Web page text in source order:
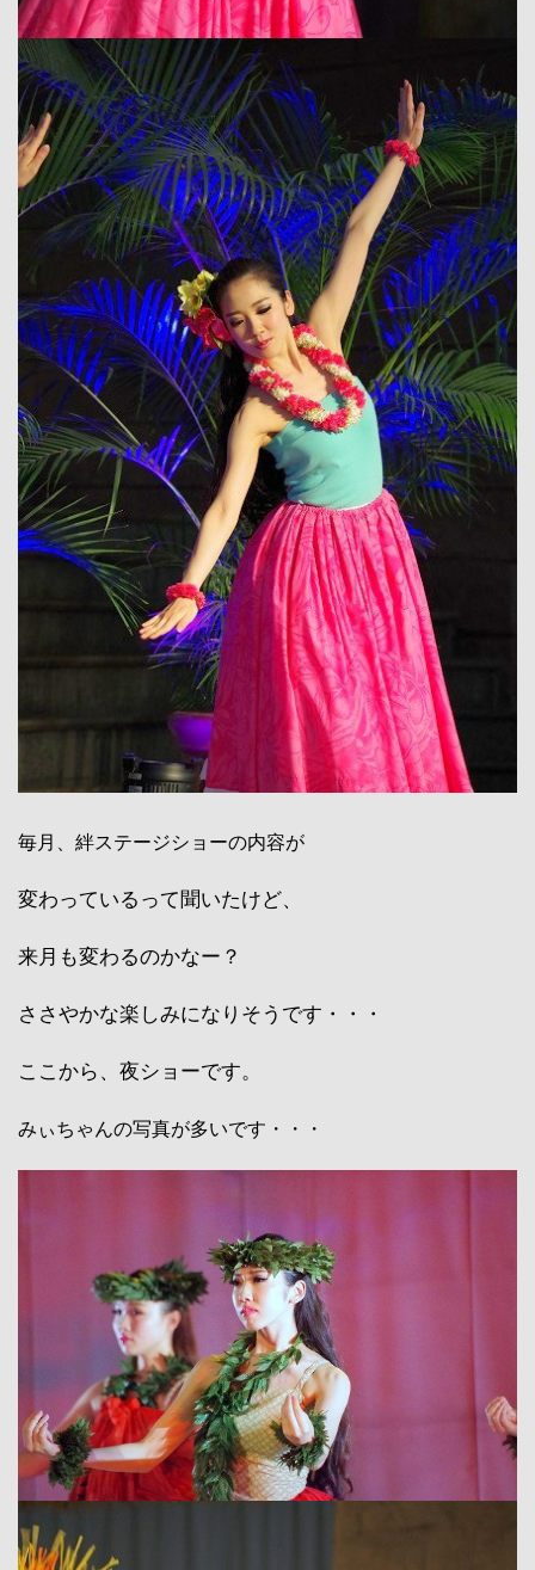
毎月、絆ステージショーの内容が
変わっているって聞いたけど、
来月も変わるのかなー？
ささやかな楽しみになりそうです・・・
ここから、夜ショーです。
みぃちゃんの写真が多いです・・・